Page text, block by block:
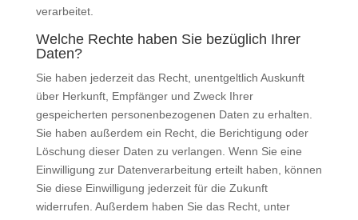
verarbeitet.
Welche Rechte haben Sie bezüglich Ihrer
Daten?
Sie haben jederzeit das Recht, unentgeltlich Auskunft
über Herkunft, Empfänger und Zweck Ihrer
gespeicherten personenbezogenen Daten zu erhalten.
Sie haben außerdem ein Recht, die Berichtigung oder
Löschung dieser Daten zu verlangen. Wenn Sie eine
Einwilligung zur Datenverarbeitung erteilt haben, können
Sie diese Einwilligung jederzeit für die Zukunft
widerrufen. Außerdem haben Sie das Recht, unter